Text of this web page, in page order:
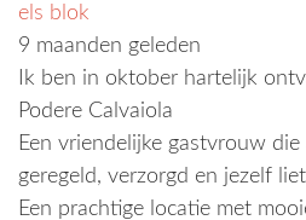
els blok
9 maanden geleden
Ik ben in oktober hartelijk
Podere Calvaiola
Een vriendelijke gastvrouw die
geregeld, verzorgd en jezelf
Een prachtige locatie met